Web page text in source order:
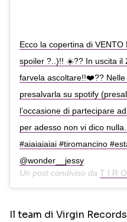
Ecco la copertina di
spoiler ?..)!! ☀️?? In uscita il
farvela ascoltare!!❤️??
presalvarla su spotify
l’occasione di partecipare
per adesso non vi dico
#aiaiaiaiai #tiromancino
@wonder__jessy
Un post condiviso da T I R
Il team di Virgin